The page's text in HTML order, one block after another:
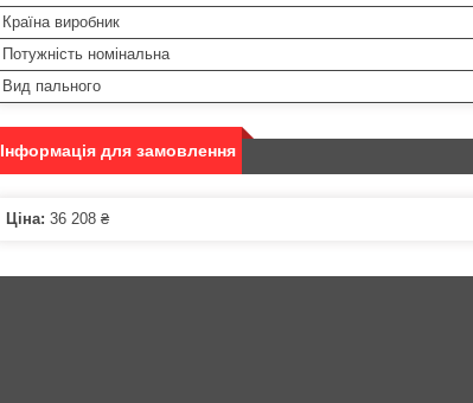
Країна виробник
Потужність номінальна
Вид пального
Інформація для замовлення
Ціна: 36 208 ₴